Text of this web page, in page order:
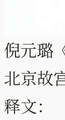
倪元璐
北京故
释文：